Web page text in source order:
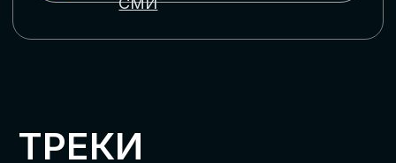
ЦИФРОВИЗАЦИЯ
МАРКЕТИНГА И ПРОДАЖ
Разберем кейсы в сфере цифровизации